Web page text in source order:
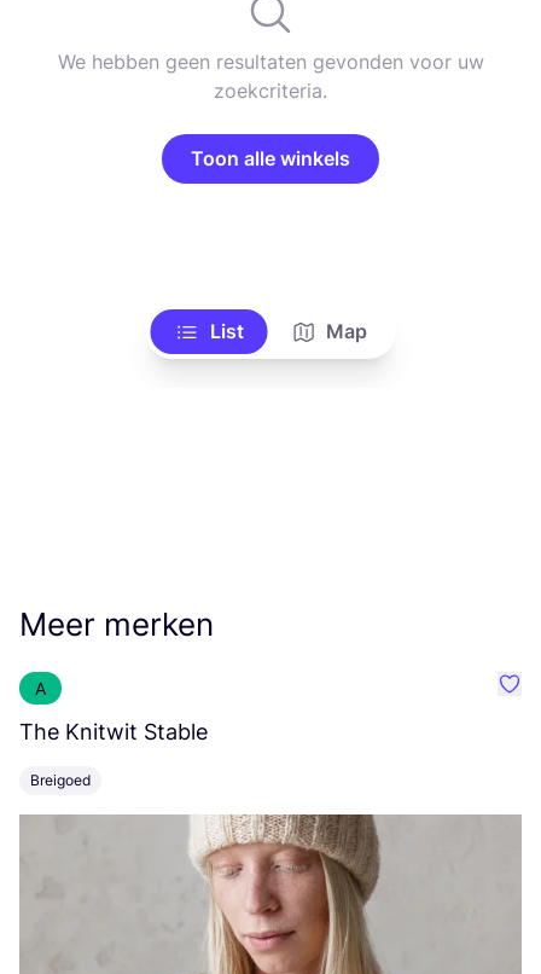
We hebben geen resultaten gevonden voor uw
zoekcriteria.
Toon alle winkels
List Map
Meer merken
A
The Knitwit Stable
Breigoed